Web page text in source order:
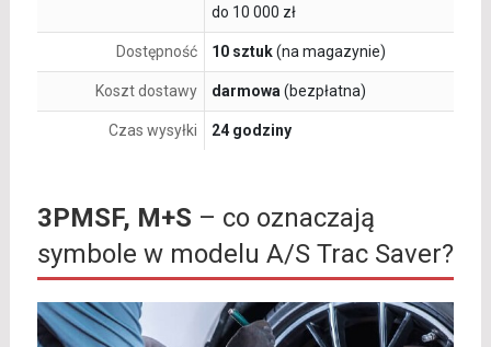
do 10 000 zł
Dostępność 10 sztuk(na magazynie)
Koszt dostawy darmowa (bezpłatna)
Czas wysyłki 24 godziny
3PMSF, M+S – co oznaczają
symbole w modelu A/S Trac Saver?